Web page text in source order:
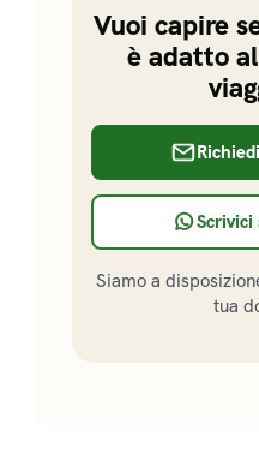
Vuoi capire
è adatto
Siamo a
tua